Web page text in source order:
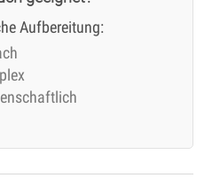
Aufbereitung: